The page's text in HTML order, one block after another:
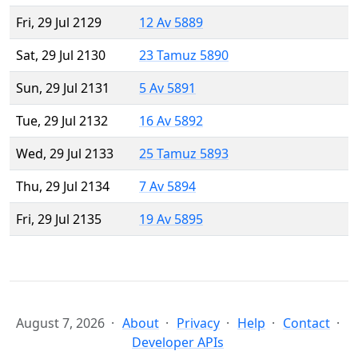
Fri, 29 Jul 2129
12 Av 5889
Sat, 29 Jul 2130
23 Tamuz 5890
Sun, 29 Jul 2131
5 Av 5891
Tue, 29 Jul 2132
16 Av 5892
Wed, 29 Jul 2133
25 Tamuz 5893
Thu, 29 Jul 2134
7 Av 5894
Fri, 29 Jul 2135
19 Av 5895
August 7, 2026 About Privacy Help
Contact
Developer APIs